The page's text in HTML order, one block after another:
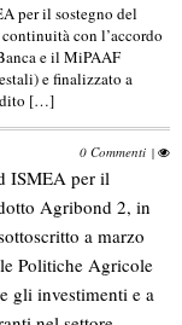
per il sostegno del
con l’accordo
e il MiPAAF
e finalizzato a
[…]
0 Commenti |
ISMEA per il
Agribond 2, in
a marzo
Politiche Agricole
gli investimenti e a